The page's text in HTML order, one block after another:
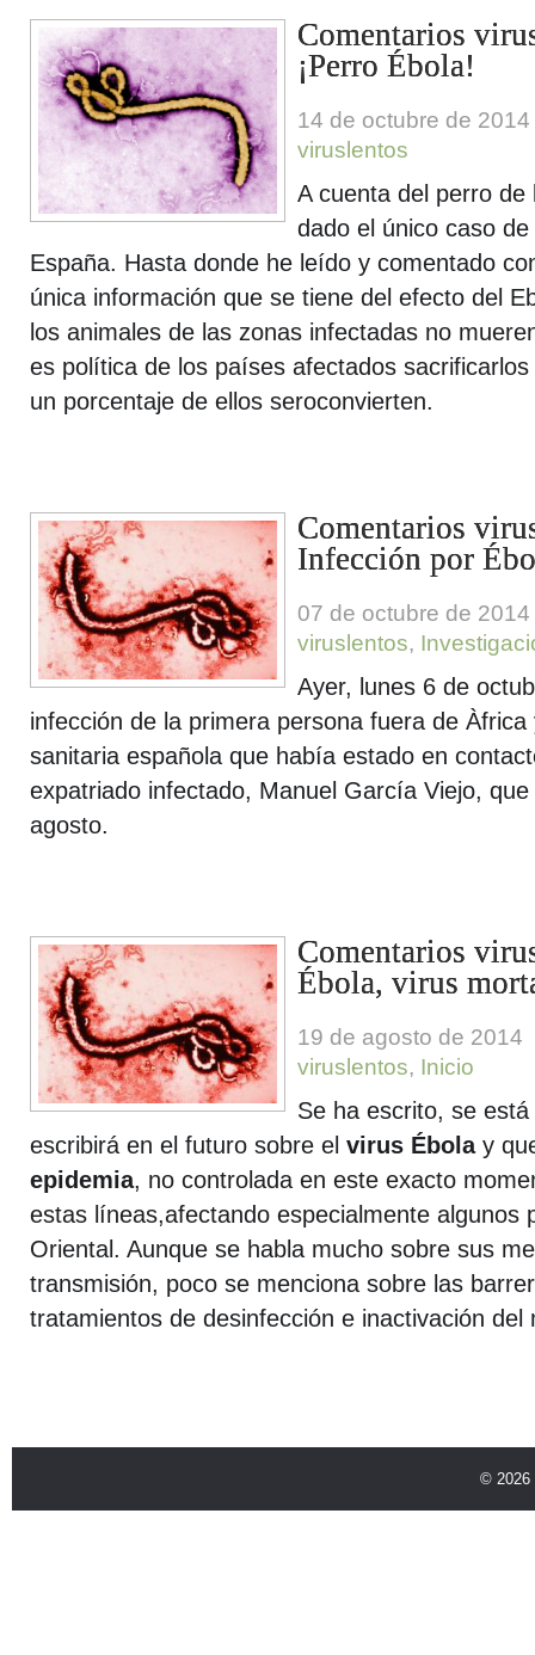
Comentarios
¡Perro Ébola!
14 de octubre de 2014
viruslentos
A cuenta del perro
dado el único caso
España. Hasta donde he leído y comentado
única información que se tiene del efecto del
los animales de las zonas infectadas no
es política de los países afectados
un porcentaje de ellos seroconvierten.
Comentarios
Infección por
07 de octubre de 2014
viruslentos,
Ayer, lunes 6 de
infección de la primera persona fuera de
sanitaria española que había estado en
expatriado infectado, Manuel García Viejo,
agosto.
Comentarios
Ébola, virus
19 de agosto de 2014
viruslentos, Inicio
Se ha escrito, se
escribirá en el futuro sobre el virus Ébolay
epidemia, no controlada en este exacto
estas líneas,afectando especialmente algunos
Oriental. Aunque se habla mucho sobre sus
transmisión, poco se menciona sobre las
tratamientos de desinfección e inactivación del
© 2026